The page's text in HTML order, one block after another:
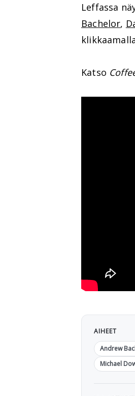
Leffassa
Bachelor,
Katso
AIHEET
Andrew
Michael